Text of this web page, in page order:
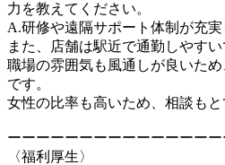
力を教えてください。
A.研修や遠隔サポート体制が充実
また、店舗は駅近で通勤しやすい
職場の雰囲気も風通しが良いた
です。
女性の比率も高いため、相談もと
ーーーーーーーーーーーーーー
〈福利厚生〉